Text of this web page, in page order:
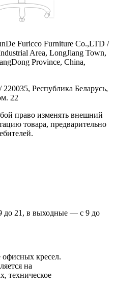
Furicco Furniture Co.,LTD /
Area, LongJiang Town,
Province, China,
Республика Беларусь,
22
право изменять внешний
товара, предварительно
до 21, в выходные — с 9 до
кресел.
на
техническое